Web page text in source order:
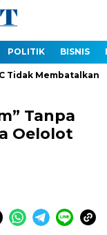
POLITIK BISNIS
Pelantikan
Tanpa
Oelolot